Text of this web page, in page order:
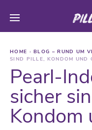
HOME › BLOG – RUND UM
SIND PILLE, KONDOM UND
Pearl-
sicher
Kondom